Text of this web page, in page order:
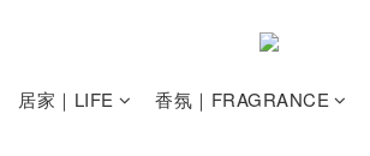
居家｜LIFE 香氛｜FRAGRANCE